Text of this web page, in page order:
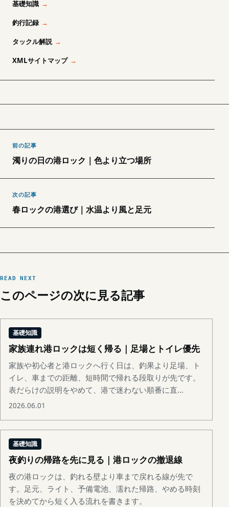
基礎知識
釣行記録
タックル解説
XMLサイトマップ
前の記事
濁りの日の港ロック｜色より立つ場所
次の記事
春ロックの港選び｜水温より風と足元
READ NEXT
このページの次に見る記事
基礎知識
家族連れ港ロックは短く帰る｜足場とトイレ優先
家族や初心者と港ロックへ行く日は、釣果より足場、ト
イレ、車までの距離、短時間で帰れる段取りが先です。
表だらけの説明をやめて、港で迷わない順番に直...
2026.06.01
基礎知識
夜釣りの帰路を先に見る｜港ロックの撤退線
夜の港ロックは、釣れる壁より車まで戻れる線が先で
す。足元、ライト、予備電池、濡れた帰路、やめる時刻
を決めてから短く入る流れを書きます。